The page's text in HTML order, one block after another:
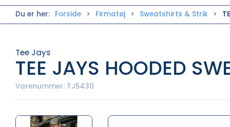
Du er her: Forside Firmatøj Sweatshirts & Strik
Tee Jays
TEE JAYS HOODED
Varenummer: TJ5430